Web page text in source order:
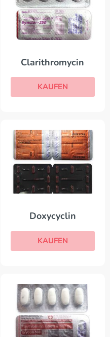
Clarithromycin
KAUFEN
Doxycyclin
KAUFEN